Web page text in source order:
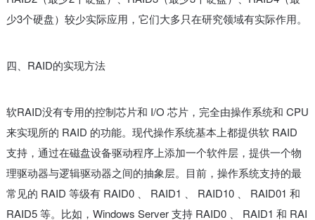
少3个硬盘）较少实际应用，它们大多只在研究领域有实际作用。
四、RAID的实现方法
软RAID没有专用的控制芯片和 I/O 芯片，完全由操作系统和 CPU
来实现所的 RAID 的功能。现代操作系统基本上都提供软 RAID
支持，通过在磁盘设备驱动程序上添加一个软件层，提供一个物
理驱动器与逻辑驱动器之间的抽象层。目前，操作系统支持的最
常见的 RAID 等级有 RAID0 、 RAID1 、 RAID10 、 RAID01 和
RAID5 等。比如，Windows Server 支持 RAID0 、 RAID1 和 RAI